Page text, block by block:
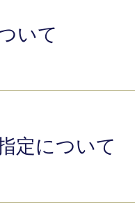
いて
定について